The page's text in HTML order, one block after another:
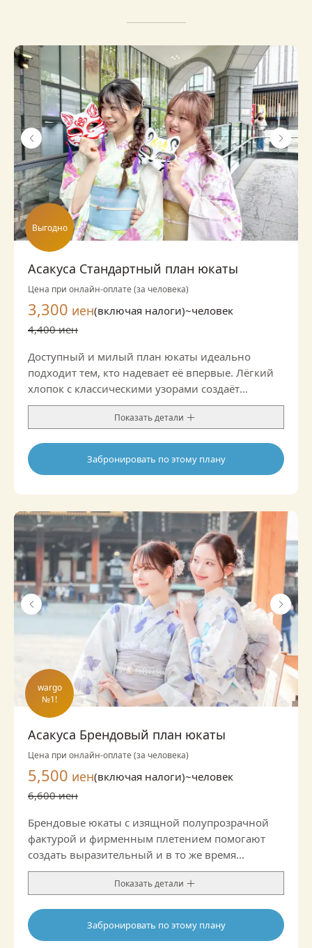
Выгодно
Асакуса Стандартный план юкаты
Цена при онлайн-оплате (за человека)
3,300 иен(включая налоги)~человек
4,400 иен
Доступный и милый план юкаты идеально
подходит тем, кто надевает её впервые. Лёгкий
хлопок с классическими узорами создаёт
аккуратный образ, а благодаря оби и
аксессуарам можно добавить стильные акценты.
Показать детали
Забронировать по этому плану
wargo
№1!
Асакуса Брендовый план юкаты
Цена при онлайн-оплате (за человека)
5,500 иен(включая налоги)~человек
6,600 иен
Брендовые юкаты с изящной полупрозрачной
фактурой и фирменным плетением помогают
создать выразительный и в то же время
благородный образ. Подойдут не только для
прогулки, но и для мероприятий, где хочется
Показать детали
Забронировать по этому плану